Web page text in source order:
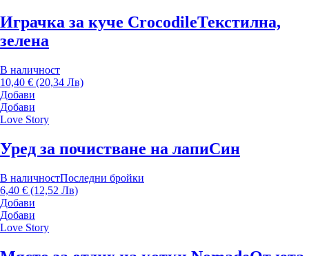
Играчка за куче CrocodileТекстилна,
зелена
В наличност
10,40 € (20,34 Лв)
Добави
Добави
Love Story
Уред за почистване на лапиСин
В наличностПоследни бройки
6,40 € (12,52 Лв)
Добави
Добави
Love Story